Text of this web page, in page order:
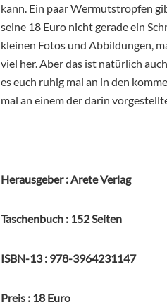
kann. Ein paar Wermutstropfen
seine 18 Euro nicht gerade ein
kleinen Fotos und Abbildungen,
viel her. Aber das ist natürlich
es euch ruhig mal an in den
mal an einem der darin
Herausgeber : ‎Arete Verlag
Taschenbuch : ‎152 Seiten
ISBN-13 ‏: ‎978-3964231147
Preis : 18 Euro